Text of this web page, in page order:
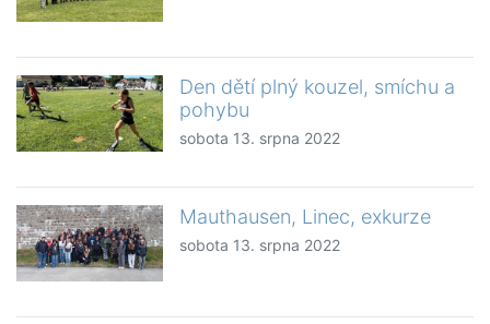
Den dětí plný kouzel, smíchu a
pohybu
sobota 13. srpna 2022
Mauthausen, Linec, exkurze
sobota 13. srpna 2022